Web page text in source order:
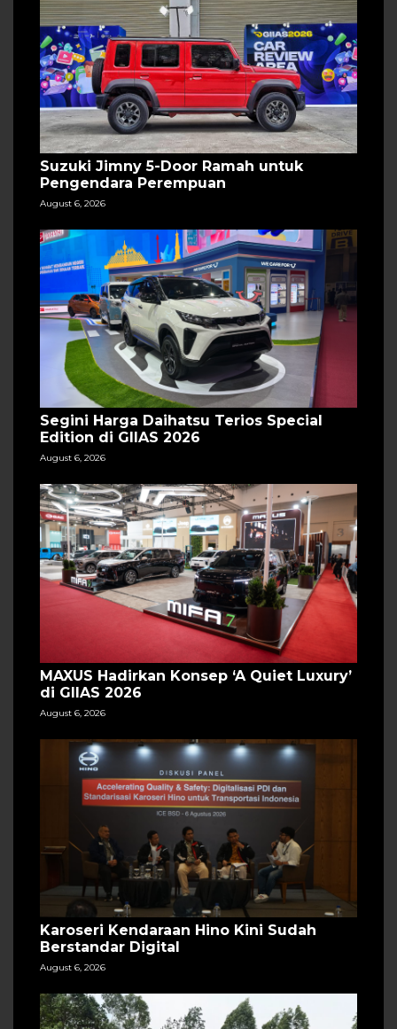
Suzuki Jimny 5-Door Ramah untuk
Pengendara Perempuan
August 6, 2026
Segini Harga Daihatsu Terios Special
Edition di GIIAS 2026
August 6, 2026
MAXUS Hadirkan Konsep ‘A Quiet Luxury’
di GIIAS 2026
August 6, 2026
Karoseri Kendaraan Hino Kini Sudah
Berstandar Digital
August 6, 2026